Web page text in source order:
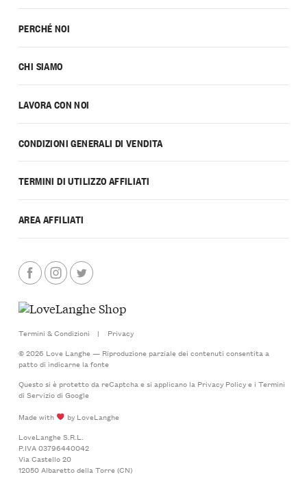
PERCHÉ NOI
CHI SIAMO
LAVORA CON NOI
CONDIZIONI GENERALI DI VENDITA
TERMINI DI UTILIZZO AFFILIATI
AREA AFFILIATI
Termini & Condizioni |
Privacy
© 2026 Love Langhe — Riproduzione parziale dei contenuti consentita a
patto di indicarne la fonte
Questo si è protetto da reCaptcha e si applicano la Privacy Policye i Termini
di Serviziodi Google
Made with
by LoveLanghe
LoveLanghe S.R.L.
P.IVA 03796440042
Via Castello 20
12050 Albaretto della Torre (CN)